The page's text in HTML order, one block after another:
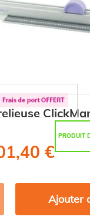
PRODUIT
€
Ajouter